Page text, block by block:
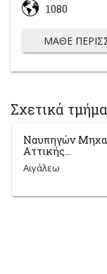
1080
ΜΆΘΕ
Σχετικά
Ναυπηγών
Αττικής...
Αιγάλεω